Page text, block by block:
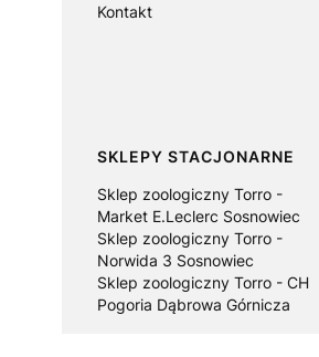
Kontakt
SKLEPY STACJONARNE
Sklep zoologiczny Torro -
Market E.Leclerc Sosnowiec
Sklep zoologiczny Torro -
Norwida 3 Sosnowiec
Sklep zoologiczny Torro - CH
Pogoria Dąbrowa Górnicza